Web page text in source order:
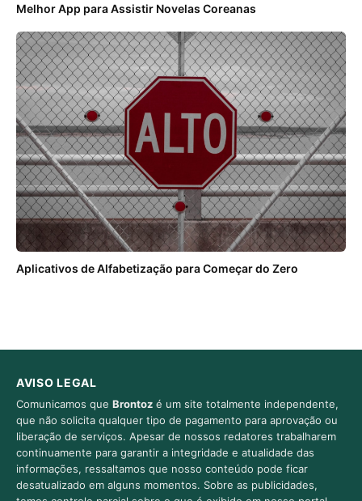
Melhor App para Assistir Novelas Coreanas
Aplicativos de Alfabetização para Começar do Zero
AVISO LEGAL
Comunicamos que Brontoz é um site totalmente independente,
que não solicita qualquer tipo de pagamento para aprovação ou
liberação de serviços. Apesar de nossos redatores trabalharem
continuamente para garantir a integridade e atualidade das
informações, ressaltamos que nosso conteúdo pode ficar
desatualizado em alguns momentos. Sobre as publicidades,